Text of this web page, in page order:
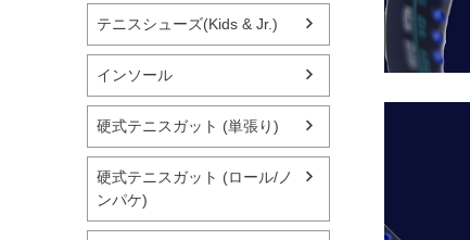
テニスシューズ(Kids & Jr.)
インソール
硬式テニスガット (単張り)
硬式テニスガット (ロール/ノ
ンパケ)